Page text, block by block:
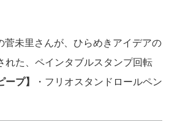
未里さんが、ひらめきアイデアの